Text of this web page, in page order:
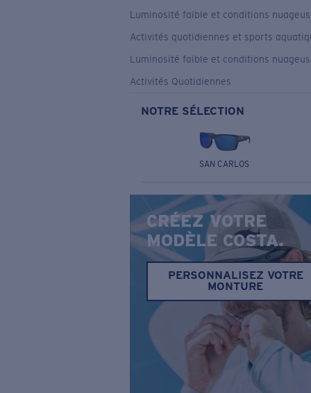
Luminosité faible et conditions
Activités quotidiennes et sports
Luminosité faible et conditions
Activités Quotidiennes
NOTRE SÉLECTION
SAN CARLOS
CRÉEZ VOTRE
MODÈLE COSTA.
PERSONNALISEZ VOTRE
MONTURE